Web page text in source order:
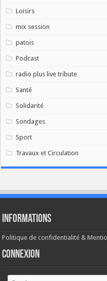
Loisirs
mix session
patois
Podcast
radio plus live tribute
Santé
Solidarité
Sondages
Sport
Travaux et Circulation
Informations
Politique de confidentialité &
Connexion